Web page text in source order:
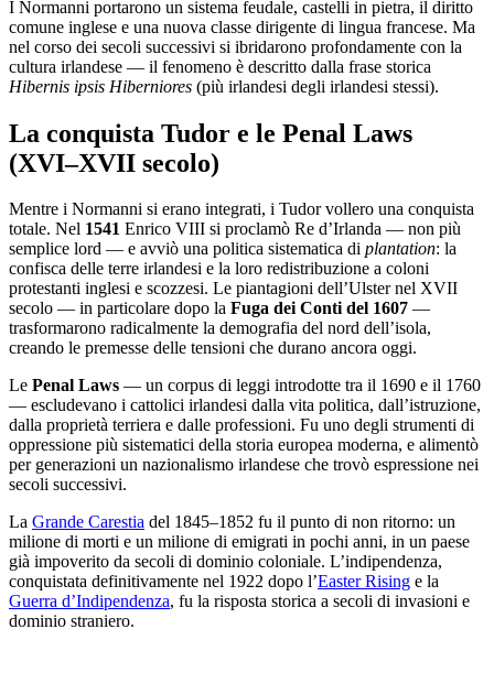
I Normanni portarono un sistema feudale, castelli in pietra, il diritto
comune inglese e una nuova classe dirigente di lingua francese. Ma
nel corso dei secoli successivi si ibridarono profondamente con la
cultura irlandese — il fenomeno è descritto dalla frase storica
Hibernis ipsis Hiberniores (più irlandesi degli irlandesi stessi).
La conquista Tudor e le Penal Laws
(XVI–XVII secolo)
Mentre i Normanni si erano integrati, i Tudor vollero una conquista
totale. Nel 1541 Enrico VIII si proclamò Re d’Irlanda — non più
semplice lord — e avviò una politica sistematica di plantation: la
confisca delle terre irlandesi e la loro redistribuzione a coloni
protestanti inglesi e scozzesi. Le piantagioni dell’Ulster nel XVII
secolo — in particolare dopo la Fuga dei Conti del 1607 —
trasformarono radicalmente la demografia del nord dell’isola,
creando le premesse delle tensioni che durano ancora oggi.
Le Penal Laws — un corpus di leggi introdotte tra il 1690 e il 1760
— escludevano i cattolici irlandesi dalla vita politica, dall’istruzione,
dalla proprietà terriera e dalle professioni. Fu uno degli strumenti di
oppressione più sistematici della storia europea moderna, e alimentò
per generazioni un nazionalismo irlandese che trovò espressione nei
secoli successivi.
La Grande Carestia del 1845–1852 fu il punto di non ritorno: un
milione di morti e un milione di emigrati in pochi anni, in un paese
già impoverito da secoli di dominio coloniale. L’indipendenza,
conquistata definitivamente nel 1922 dopo l’Easter Rising e la
Guerra d’Indipendenza, fu la risposta storica a secoli di invasioni e
dominio straniero.